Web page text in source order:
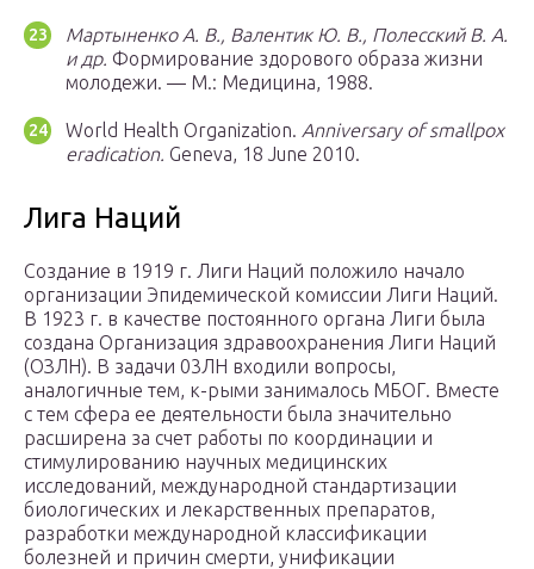
Мартыненко А. В., Валентик Ю. В., Полесский В. А.
и др. Формирование здорового образа жизни
молодежи. — М.: Медицина, 1988.
World Health Organization. Anniversary of smallpox
eradication. Geneva, 18 June 2010.
Лига Наций
Создание в 1919 г. Лиги Наций положило начало
организации Эпидемической комиссии Лиги Наций.
В 1923 г. в качестве постоянного органа Лиги была
создана Организация здравоохранения Лиги Наций
(ОЗЛН). В задачи 03ЛН входили вопросы,
аналогичные тем, к-рыми занималось МБОГ. Вместе
с тем сфера ее деятельности была значительно
расширена за счет работы по координации и
стимулированию научных медицинских
исследований, международной стандартизации
биологических и лекарственных препаратов,
разработки международной классификации
болезней и причин смерти, унификации